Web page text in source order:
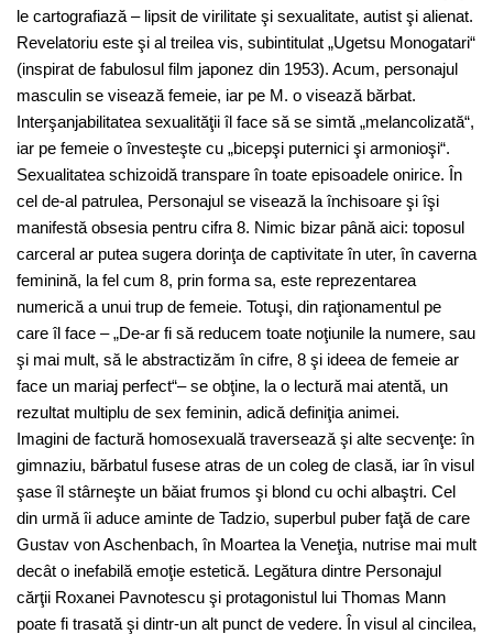
le cartografiază – lipsit de virilitate şi sexualitate, autist şi alienat.
Revelatoriu este şi al treilea vis, subintitulat „Ugetsu Monogatari“
(inspirat de fabulosul film japonez din 1953). Acum, personajul
masculin se visează femeie, iar pe M. o visează bărbat.
Interşanjabilitatea sexualităţii îl face să se simtă „melancolizată“,
iar pe femeie o învesteşte cu „bicepşi puternici şi armonioşi“.
Sexualitatea schizoidă transpare în toate episoadele onirice. În
cel de-al patrulea, Personajul se visează la închisoare şi îşi
manifestă obsesia pentru cifra 8. Nimic bizar până aici: toposul
carceral ar putea sugera dorinţa de captivitate în uter, în caverna
feminină, la fel cum 8, prin forma sa, este reprezentarea
numerică a unui trup de femeie. Totuşi, din raţionamentul pe
care îl face – „De-ar fi să reducem toate noţiunile la numere, sau
şi mai mult, să le abstractizăm în cifre, 8 şi ideea de femeie ar
face un mariaj perfect“– se obţine, la o lectură mai atentă, un
rezultat multiplu de sex feminin, adică definiţia animei.
Imagini de factură homosexuală traversează şi alte secvenţe: în
gimnaziu, bărbatul fusese atras de un coleg de clasă, iar în visul
şase îl stârneşte un băiat frumos şi blond cu ochi albaştri. Cel
din urmă îi aduce aminte de Tadzio, superbul puber faţă de care
Gustav von Aschenbach, în Moartea la Veneţia, nutrise mai mult
decât o inefabilă emoţie estetică. Legătura dintre Personajul
cărţii Roxanei Pavnotescu şi protagonistul lui Thomas Mann
poate fi trasată şi dintr-un alt punct de vedere. În visul al cincilea,